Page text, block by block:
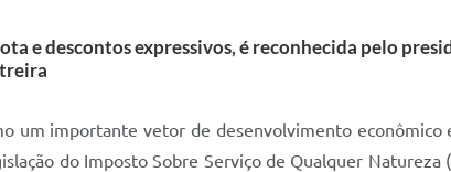
e descontos expressivos, é reconhecida pelo
um importante vetor de desenvolvimento econômico
do Imposto Sobre Serviço de Qualquer Natureza